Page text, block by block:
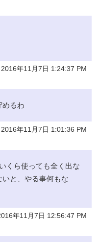
年11月7日 1:24:37 PM
めるわ
年11月7日 1:01:36 PM
くら使っても全く出な
と、やる事何もな
年11月7日 12:56:47 PM